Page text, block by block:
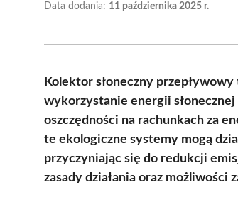
Data dodania: 11 października 2025 r.
Kolektor słoneczny
wykorzystanie energii
oszczędności na rachunkach za
te ekologiczne systemy mogą
przyczyniając się do redukcji
zasady działania oraz